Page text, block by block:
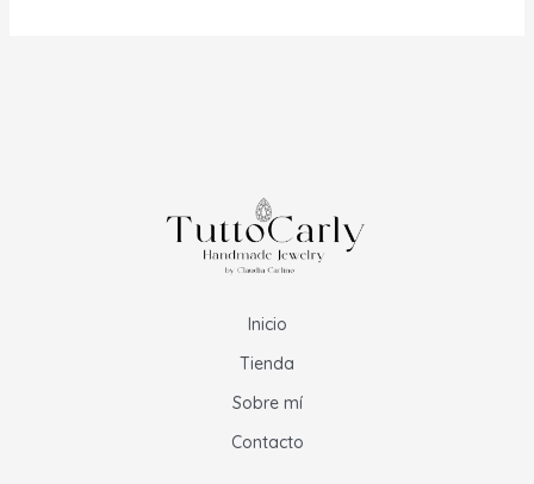
Inicio
Tienda
Sobre mí
Contacto